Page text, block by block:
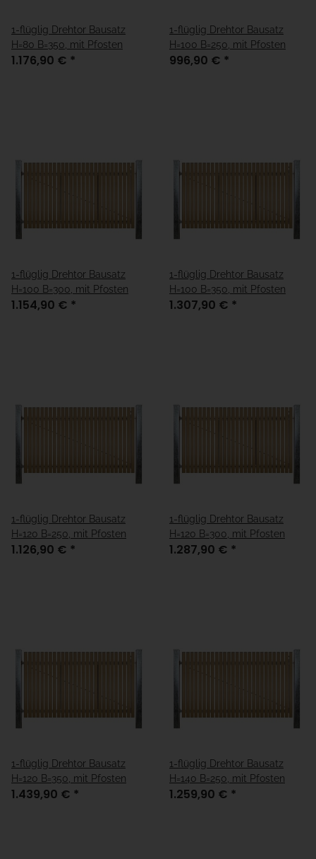
1-flüglig Drehtor Bausatz
H=80 B=350, mit Pfosten
1.176,90 € *
1-flüglig Drehtor Bausatz
H=100 B=250, mit Pfosten
996,90 € *
1-flüglig Drehtor Bausatz
H=100 B=300, mit Pfosten
1.154,90 € *
1-flüglig Drehtor Bausatz
H=100 B=350, mit Pfosten
1.307,90 € *
1-flüglig Drehtor Bausatz
H=120 B=250, mit Pfosten
1.126,90 € *
1-flüglig Drehtor Bausatz
H=120 B=300, mit Pfosten
1.287,90 € *
1-flüglig Drehtor Bausatz
H=120 B=350, mit Pfosten
1.439,90 € *
1-flüglig Drehtor Bausatz
H=140 B=250, mit Pfosten
1.259,90 € *